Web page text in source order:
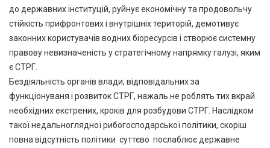
до державних інституцій, руйнує економічну та продовольчу
стійкість прифронтових і внутрішніх територій, демотивує
законних користувачів водних біоресурсів і створює системну
правову невизначеність у стратегічному напрямку галузі, яким
є СТРГ.
Бездіяльність органів влади, відповідальних за
функціонуваня і розвиток СТРГ, нажаль не роблять тих вкрай
необхідних екстрених, кроків для розбудови СТРГ. Наслідком
такої недальноглядної рибогосподарської політики, скоріш
повна відсутність політики суттєво послаблює державне